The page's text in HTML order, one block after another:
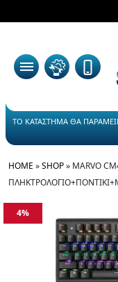
ΤΟ ΚΑΤΑΣΤΗΜΑ ΘΑ
HOME »SHOP» MARVO
4%